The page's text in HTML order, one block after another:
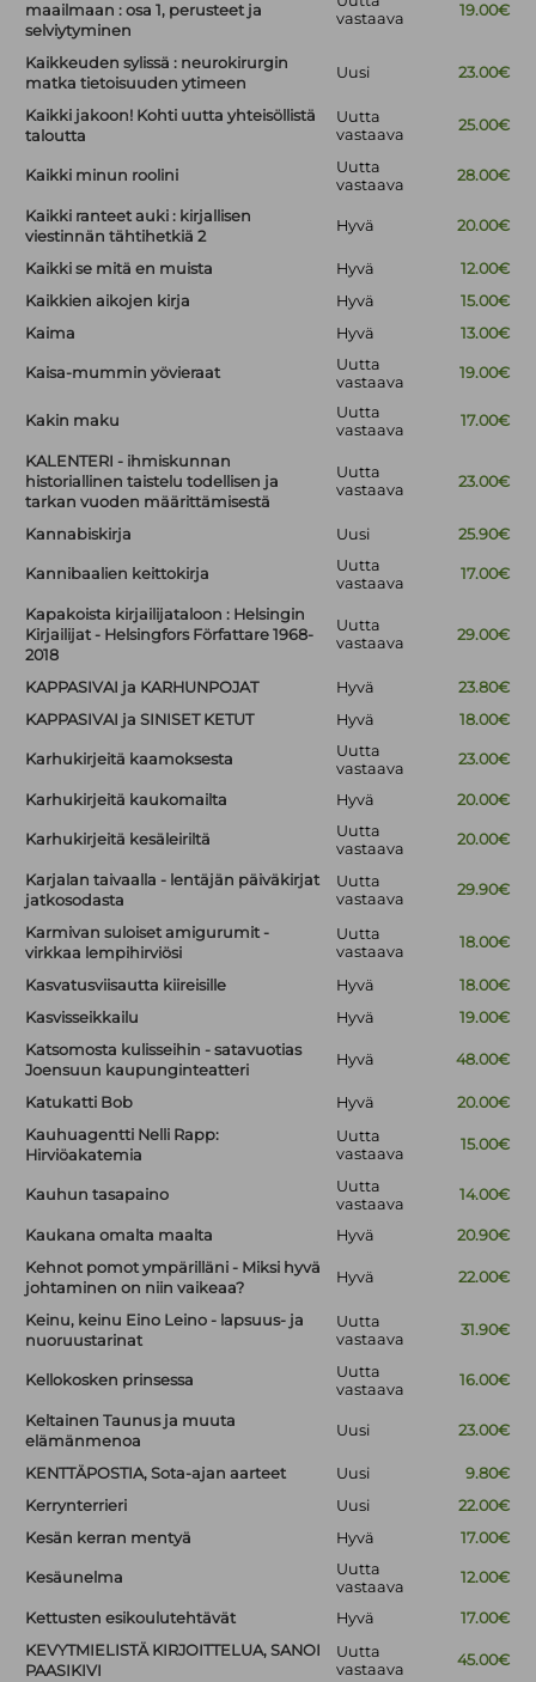
maailmaan : osa 1, perusteet ja
selviytyminen
vastaava
19.00€
Kaikkeuden sylissä : neurokirurgin
matka tietoisuuden ytimeen
Uusi 23.00€
Kaikki jakoon! Kohti uutta yhteisöllistä
taloutta
Uutta
vastaava
25.00€
Kaikki minun roolini
Uutta
vastaava
28.00€
Kaikki ranteet auki : kirjallisen
viestinnän tähtihetkiä 2
Hyvä 20.00€
Kaikki se mitä en muista Hyvä
12.00€
Kaikkien aikojen kirja
Hyvä
15.00€
Kaima
Hyvä 13.00€
Kaisa-mummin yövieraat
Uutta
vastaava
19.00€
Kakin maku
Uutta
vastaava
17.00€
KALENTERI - ihmiskunnan
historiallinen taistelu todellisen ja
tarkan vuoden määrittämisestä
Uutta
vastaava
23.00€
Kannabiskirja Uusi 25.90€
Kannibaalien keittokirja
Uutta
vastaava
17.00€
Kapakoista kirjailijataloon : Helsingin
Kirjailijat - Helsingfors Författare 1968-
2018
Uutta
vastaava
29.00€
KAPPASIVAI ja KARHUNPOJAT Hyvä
23.80€
KAPPASIVAI ja SINISET KETUT
Hyvä 18.00€
Karhukirjeitä kaamoksesta
Uutta
vastaava
23.00€
Karhukirjeitä kaukomailta Hyvä 20.00€
Karhukirjeitä kesäleiriltä
Uutta
vastaava
20.00€
Karjalan taivaalla - lentäjän päiväkirjat
jatkosodasta
Uutta
vastaava
29.90€
Karmivan suloiset amigurumit -
virkkaa lempihirviösi
Uutta
vastaava
18.00€
Kasvatusviisautta kiireisille Hyvä
18.00€
Kasvisseikkailu
Hyvä
19.00€
Katsomosta kulisseihin - satavuotias
Joensuun kaupunginteatteri
Hyvä 48.00€
Katukatti Bob Hyvä
20.00€
Kauhuagentti Nelli Rapp:
Hirviöakatemia
Uutta
vastaava
15.00€
Kauhun tasapaino
Uutta
vastaava
14.00€
Kaukana omalta maalta Hyvä
20.90€
Kehnot pomot ympärilläni - Miksi hyvä
johtaminen on niin vaikeaa?
Hyvä 22.00€
Keinu, keinu Eino Leino - lapsuus- ja
nuoruustarinat
Uutta
vastaava
31.90€
Kellokosken prinsessa
Uutta
vastaava
16.00€
Keltainen Taunus ja muuta
elämänmenoa
Uusi 23.00€
KENTTÄPOSTIA, Sota-ajan aarteet Uusi
9.80€
Kerrynterrieri
Uusi
22.00€
Kesän kerran mentyä
Hyvä 17.00€
Kesäunelma
Uutta
vastaava
12.00€
Kettusten esikoulutehtävät Hyvä
17.00€
KEVYTMIELISTÄ KIRJOITTELUA, SANOI
PAASIKIVI
Uutta
vastaava
45.00€